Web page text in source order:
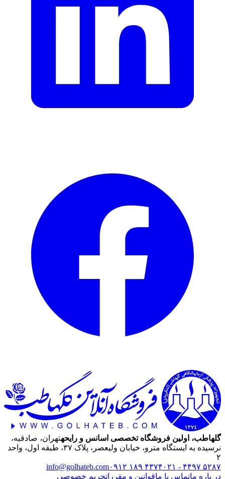
گلهاطب، اولین فروشگاه تخصصی اسانس و رایحهتهران، صادقیه،
نرسیده به ایستگاه مترو، خیابان ولیعصر، پلاک ۳۷، طبقه اول، واحد
۲
۰۲۱ - ۴۴۹۷ ۵۲۸۷ ۰۹۱۲ ۱۸۹ ۴۳۷۴info@golhateb.com
در باره ماتماس با ماقوانین و مقرراتحریم خصوصی